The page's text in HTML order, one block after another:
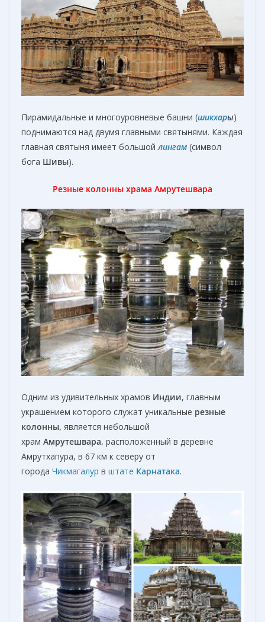
Пирамидальные и многоуровневые башни (шикхары)
поднимаются над двумя главными святынями. Каждая
главная святыня имеет большойлингам (символ
бога Шивы).
Резные колонны храма Амрутешвара
Одним из удивительных храмов Индии, главным
украшением которого служат уникальные резные
колонны, является небольшой
храм Амрутешвара, расположенный в деревне
Амрутхапура, в 67 км к северу от
города Чикмагалур в штате Карнатака.